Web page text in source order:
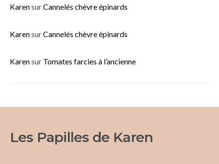
KarensurCannelés chèvre épinards
KarensurCannelés chèvre épinards
Karensur Tomates farcies à l’ancienne
Les Papilles de Karen